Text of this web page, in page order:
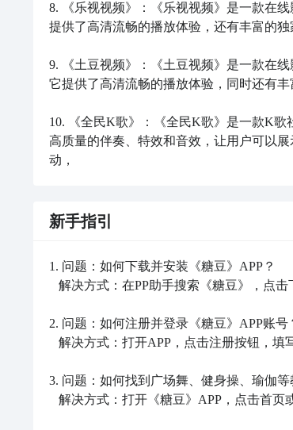
8. 《乐视视频》：《乐视视频》是一款在
提供了高清流畅的播放体验，还有丰富的
9. 《土豆视频》：《土豆视频》是一款在
它提供了高清流畅的播放体验，同时还有
10. 《全民K歌》：《全民K歌》是一款K
高质量的伴奏、特效和音效，让用户可以
动，
新手指引
1. 问题：如何下载并安装《糖豆》APP？
2. 问题：如何注册并登录《糖豆》APP账号
3. 问题：如何找到广场舞、健身操、瑜伽等